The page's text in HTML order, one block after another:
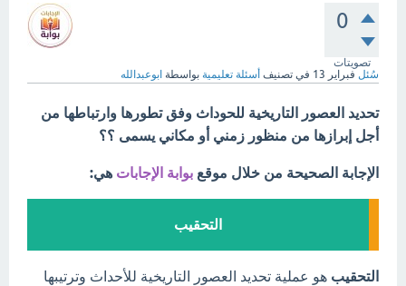
0
تصويتات
سُئل فبراير 13 في تصنيف أسئلة تعليمية بواسطة ابوعبدالله
تحديد العصور التاريخية للحوداث وفق تطورها وارتباطها من
أجل إبرازها من منظور زمني أو مكاني يسمى ؟؟
الإجابة الصحيحة من خلال موقع بوابة الإجابات هي:
التحقيب
التحقيب هو عملية تحديد العصور التاريخية للأحداث وترتيبها